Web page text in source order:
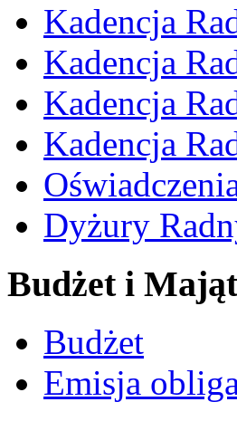
Kadencja
Kadencja
Kadencja
Kadencja
Dyżury
Budżet i
Budżet
Emisja